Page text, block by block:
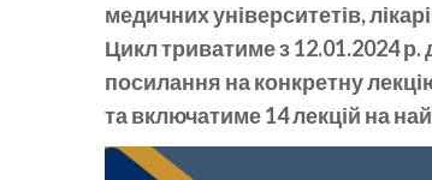
медичних університетів,
Цикл триватиме з 12.01.2024
посилання на конкретну
та включатиме 14 лекцій на